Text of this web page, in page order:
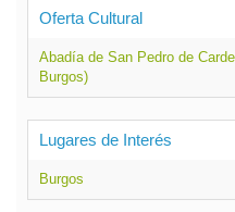
Oferta Cultural
Abadía de San Pedro de
Burgos)
Lugares de Interés
Burgos